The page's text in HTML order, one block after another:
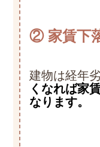
② 家賃下
建物は経年
くなれば家
なります。